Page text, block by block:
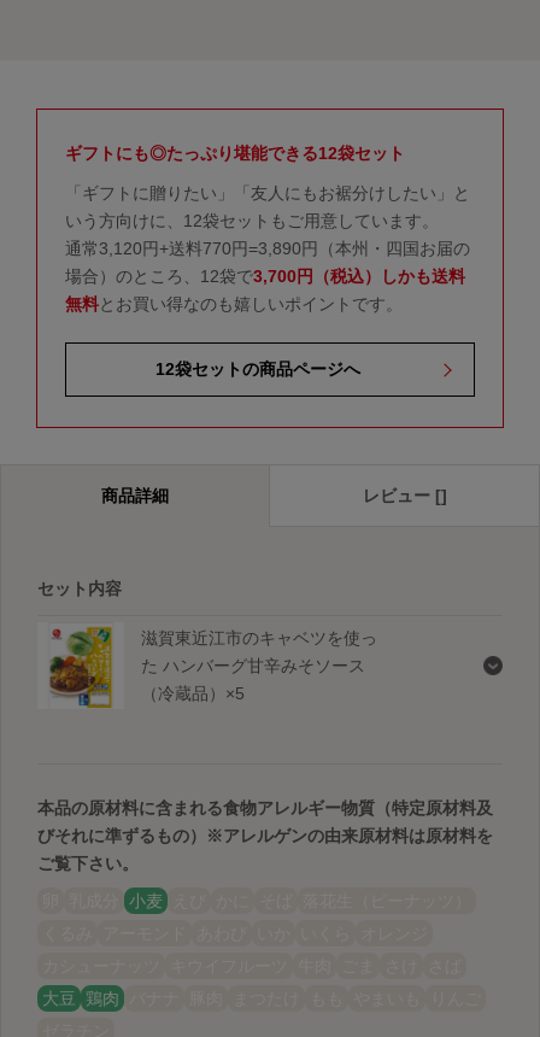
ギフトにも◎たっぷり堪能できる12袋セット
「ギフトに贈りたい」「友人にもお裾分けしたい」と
いう方向けに、12袋セットもご用意しています。
通常3,120円+送料770円=3,890円（本州・四国お届の
場合）のところ、12袋で3,700円（税込）しかも送料
無料とお買い得なのも嬉しいポイントです。
12袋セットの商品ページへ
商品詳細 レビュー []
セット内容
滋賀東近江市のキャベツを使っ
た ハンバーグ甘辛みそソース
（冷蔵品）×5
本品の原材料に含まれる食物アレルギー物質（特定原材料及
びそれに準ずるもの）
※アレルゲンの由来原材料は原材料を
ご覧下さい。
小麦
大豆 鶏肉